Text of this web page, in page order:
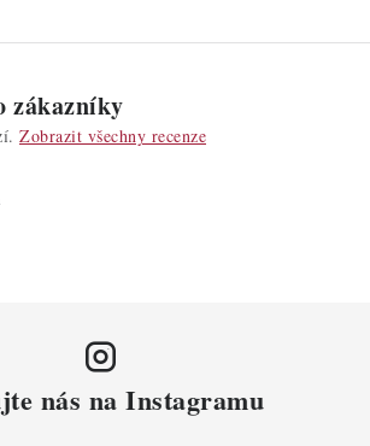
zákazníky
Zobrazit všechny recenze
nás na Instagramu